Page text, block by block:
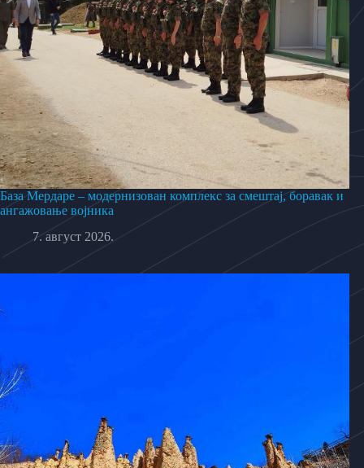
База Мердаре – модернизован комплекс за смештај, боравак и
ангажовање војника
7. август 2026.